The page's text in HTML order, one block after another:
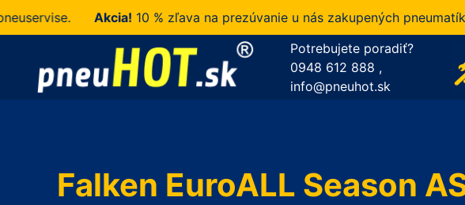
Akcia!10 % zľava na prezúvanie u nás zakupených pneumatík v
Potrebujete poradiť?
0948 612 888 ,
info@pneuhot.sk
Falken EuroALL Season